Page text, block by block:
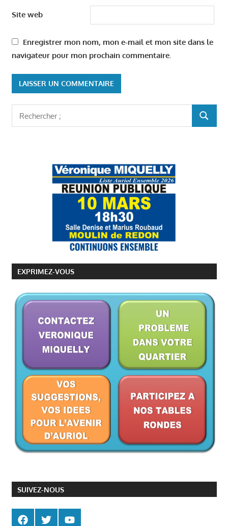
Site web
Enregistrer mon nom, mon e-mail et mon site dans le
navigateur pour mon prochain commentaire.
EXPRIMEZ-VOUS
SUIVEZ-NOUS